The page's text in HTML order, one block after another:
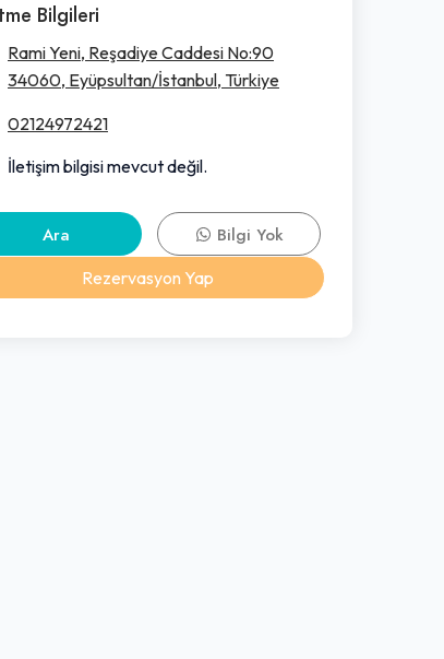
Bilgileri
Rami Yeni, Reşadiye Caddesi No:90
34060, Eyüpsultan/İstanbul, Türkiye
02124972421
İletişim bilgisi mevcut değil.
Ara
Bilgi Yok
Rezervasyon Yap